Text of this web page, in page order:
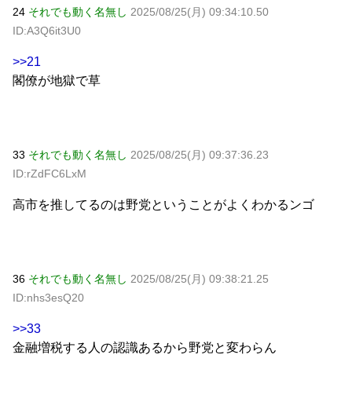
24 それでも動く名無し 2025/08/25(月) 09:34:10.50
ID:A3Q6it3U0
>>21
閣僚が地獄で草
33 それでも動く名無し 2025/08/25(月) 09:37:36.23
ID:rZdFC6LxM
高市を推してるのは野党ということがよくわかるンゴ
36 それでも動く名無し 2025/08/25(月) 09:38:21.25
ID:nhs3esQ20
>>33
金融増税する人の認識あるから野党と変わらん